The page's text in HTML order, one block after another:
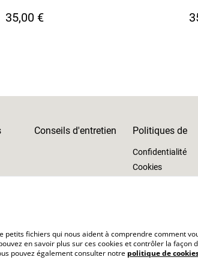
35,00 €
Conseils d'entretien Politiques de
Confidentialité
Cookies
petits fichiers qui nous aident à comprendre comment
en savoir plus sur ces cookies et contrôler la façon
pouvez également consulter notre politique de